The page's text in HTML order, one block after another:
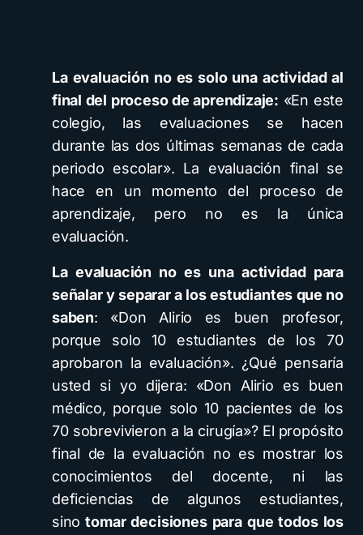
La evaluación no es solo una actividad al
final del proceso de aprendizaje: «En este
colegio, las evaluaciones se hacen
durante las dos últimas semanas de cada
periodo escolar». La evaluación final se
hace en un momento del proceso de
aprendizaje, pero no es la única
evaluación.
La evaluación no es una actividad para
señalar y separar a los estudiantes que no
saben: «Don Alirio es buen profesor,
porque solo 10 estudiantes de los 70
aprobaron la evaluación». ¿Qué pensaría
usted si yo dijera: «Don Alirio es buen
médico, porque solo 10 pacientes de los
70 sobrevivieron a la cirugía»? El propósito
final de la evaluación no es mostrar los
conocimientos del docente, ni las
deficiencias de algunos estudiantes,
sino tomar decisiones para que todos los